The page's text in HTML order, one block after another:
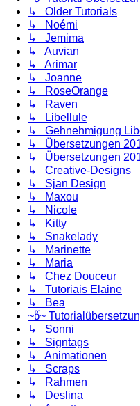
↳ Older Tutorials
↳ Noémi
↳ Jemima
↳ Auvian
↳ Arimar
↳ Joanne
↳ RoseOrange
↳ Raven
↳ Libellule
↳ Gehnehmigung
↳ Übersetzungen
↳ Übersetzungen
↳ Creative-Designs
↳ Sjan Design
↳ Maxou
↳ Nicole
↳ Kitty
↳ Snakelady
↳ Marinette
↳ Maria
↳ Chez Douceur
↳ Tutoriais Elaine
↳ Bea
~წ~
↳ Sonni
↳ Signtags
↳ Animationen
↳ Scraps
↳ Rahmen
↳ Deslina